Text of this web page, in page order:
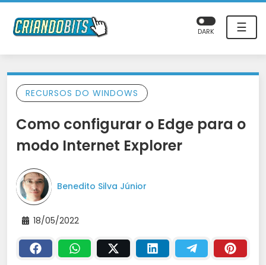
☰
DARK
RECURSOS DO WINDOWS
Como configurar o Edge para o
modo Internet Explorer
Benedito Silva Júnior
18/05/2022